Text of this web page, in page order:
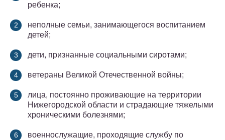
ребенка;
неполные семьи, занимающегося воспитанием
детей;
дети, признанные социальными сиротами;
ветераны Великой Отечественной войны;
лица, постоянно проживающие на территории
Нижегородской области и страдающие тяжелыми
хроническими болезнями;
военнослужащие, проходящие службу по